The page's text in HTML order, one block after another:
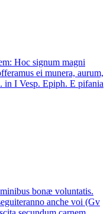
Hoc signum magni
ei munera, aurum,
in I Vesp. Epiph. E pifania
bonæ voluntatis.
anche voi (Gv